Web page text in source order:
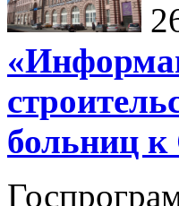
больниц к